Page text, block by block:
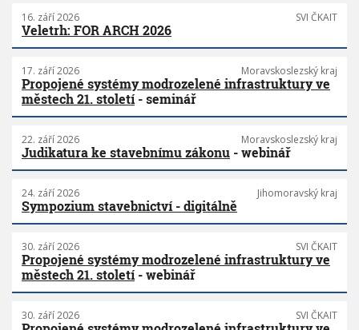
16. září 2026 SVI ČKAIT
Veletrh: FOR ARCH 2026
17. září 2026 Moravskoslezský kraj
Propojené systémy modrozelené infrastruktury ve
městech 21. století- seminář
22. září 2026 Moravskoslezský kraj
Judikatura ke stavebnímu zákonu - webinář
24. září 2026 Jihomoravský kraj
Sympozium stavebnictví - digitálně
30. září 2026 SVI ČKAIT
Propojené systémy modrozelené infrastruktury ve
městech 21. století- webinář
30. září 2026 SVI ČKAIT